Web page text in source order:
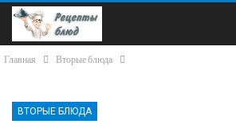
Главная Вторые блюда
ВТОРЫЕ БЛЮДА